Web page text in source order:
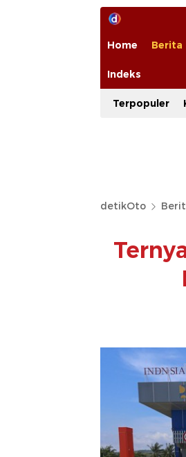
Home Berita
Indeks
Terpopuler
detikOto